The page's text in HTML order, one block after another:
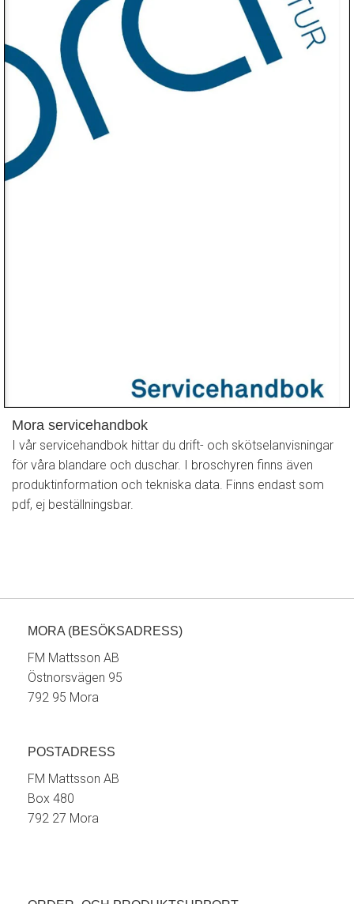
Mora servicehandbok
I vår servicehandbok hittar du drift- och skötselanvisningar
för våra blandare och duschar. I broschyren finns även
produktinformation och tekniska data. Finns endast som
pdf, ej beställningsbar.
MORA (BESÖKSADRESS)
FM Mattsson AB
Östnorsvägen 95
792 95 Mora
POSTADRESS
FM Mattsson AB
Box 480
792 27 Mora